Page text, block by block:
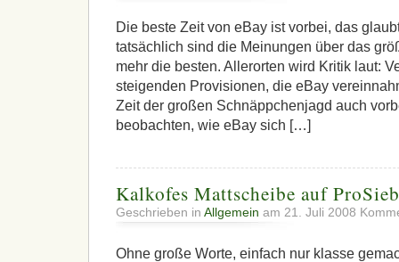
Die beste Zeit von eBay ist vorbei, das
tatsächlich sind die Meinungen über das
mehr die besten. Allerorten wird Kritik laut:
steigenden Provisionen, die eBay
Zeit der großen Schnäppchenjagd auch
beobachten, wie eBay sich […]
Kalkofes Mattscheibe auf
Geschrieben in Allgemein am 21. Juli 2008
Ohne große Worte, einfach nur klasse